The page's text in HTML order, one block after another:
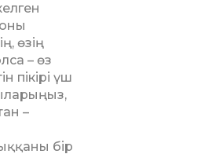
өзің
– өз
пікірі үш
–
бір